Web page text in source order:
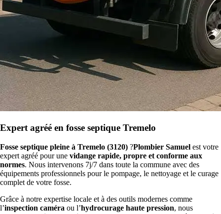
Expert agréé en fosse septique Tremelo
Fosse septique pleine à Tremelo (3120) ?Plombier Samuel est votre
expert agréé pour une vidange rapide, propre et conforme aux
normes. Nous intervenons 7j/7 dans toute la commune avec des
équipements professionnels pour le pompage, le nettoyage et le curage
complet de votre fosse.
Grâce à notre expertise locale et à des outils modernes comme
l’inspection caméra ou l’hydrocurage haute pression, nous